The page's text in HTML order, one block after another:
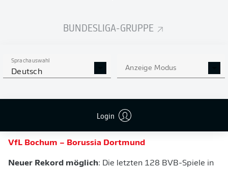
BUNDESLIGA-GRUPPE
Sprachauswahl
Deutsch Anzeige Modus
Login
Macht es Gerhardt wieder?
Wolfsburg gewann in Köln
Gerhardterzielte dabei beim FC jeweils das 1:0 für die
Wölfe.
VfL Bochum – Borussia Dortmund
Neuer Rekord möglich: Die letzten 128 BVB-Spiele in